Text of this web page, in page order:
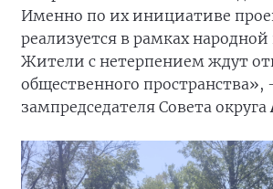
Именно по их инициативе
реализуется в рамках
Жители с нетерпением ждут
общественного
зампредседателя Совета округа